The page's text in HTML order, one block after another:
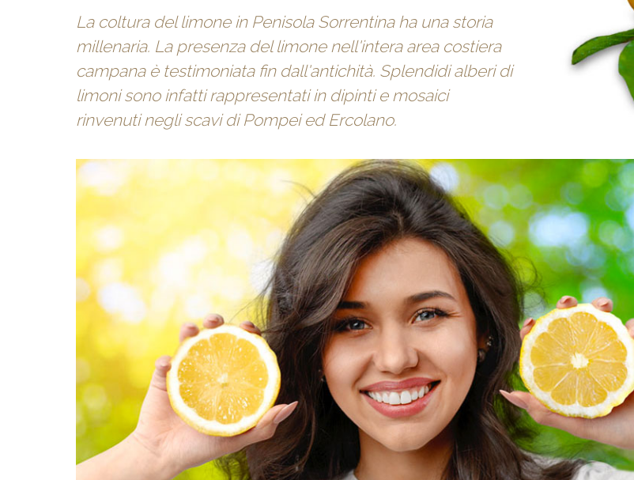
La coltura del limone in Penisola Sorrentina ha una storia
millenaria. La presenza del limone nell'intera area costiera
campana è testimoniata fin dall'antichità. Splendidi alberi di
limoni sono infatti rappresentati in dipinti e mosaici
rinvenuti negli scavi di Pompei ed Ercolano.